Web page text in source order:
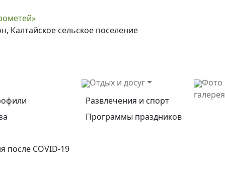
Калтайское сельское поселение
после COVID-19
Отдых и досуг
Развлечения и спорт
Программы праздников
Фото
галерея